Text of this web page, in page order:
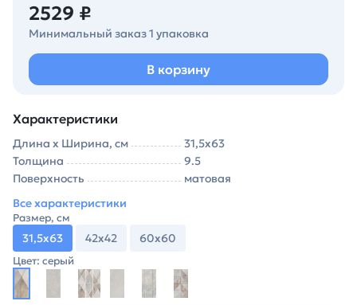
2529 ₽
Минимальный заказ 1 упаковка
В корзину
Характеристики
Длина х Ширина, см
31,5х63
Толщина
9.5
Поверхность
матовая
Все характеристики
Размер, см
31,5х63 42х42 60х60
Цвет: серый